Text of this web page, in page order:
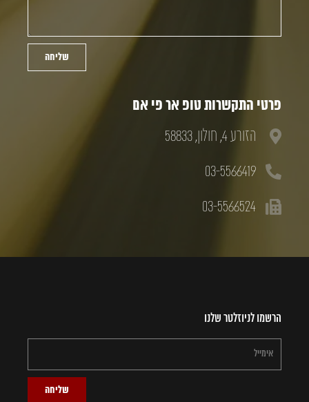
שליחה
פרטי התקשרות טופ אר פי אם
הזורע 4, חולון, 58833
03-5566419
03-5566524
הרשמו לניוזלטר שלנו
שליחה